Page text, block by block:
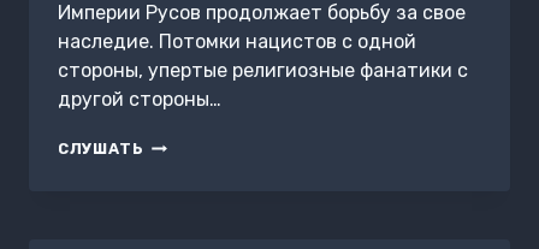
Империи Русов продолжает борьбу за свое
наследие. Потомки нацистов с одной
стороны, упертые религиозные фанатики с
другой стороны…
СЛУШАТЬ ТИТАН: